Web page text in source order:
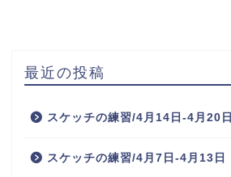
最近の投稿
スケッチの練習/4月14日-4月20日
スケッチの練習/4月7日-4月13日